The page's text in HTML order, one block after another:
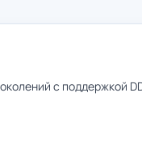
с поддержкой